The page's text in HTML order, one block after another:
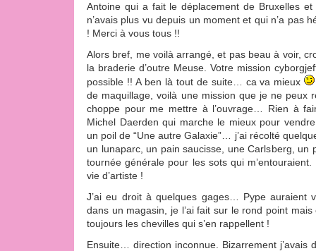
Antoine qui a fait le déplacement de Bruxelles
n’avais plus vu depuis un moment et qui n’a pas
! Merci à vous tous !!
Alors bref, me voilà arrangé, et pas beau à voir,
la braderie d’outre Meuse. Votre mission
possible !! A ben là tout de suite… ca va mieux
de maquillage, voilà une mission que je ne peux
choppe pour me mettre à l’ouvrage… Rien à
Michel Daerden qui marche le mieux pour
un poil de “Une autre Galaxie”… j’ai récolté
un lunaparc, un pain saucisse, une Carlsberg, un
tournée générale pour les sots qui
vie d’artiste !
J’ai eu droit à quelques gages… Pype auraient
dans un magasin, je l’ai fait sur le rond point mais
toujours les chevilles qui s’en rappellent !
Ensuite… direction inconnue. Bizarrement j’avais